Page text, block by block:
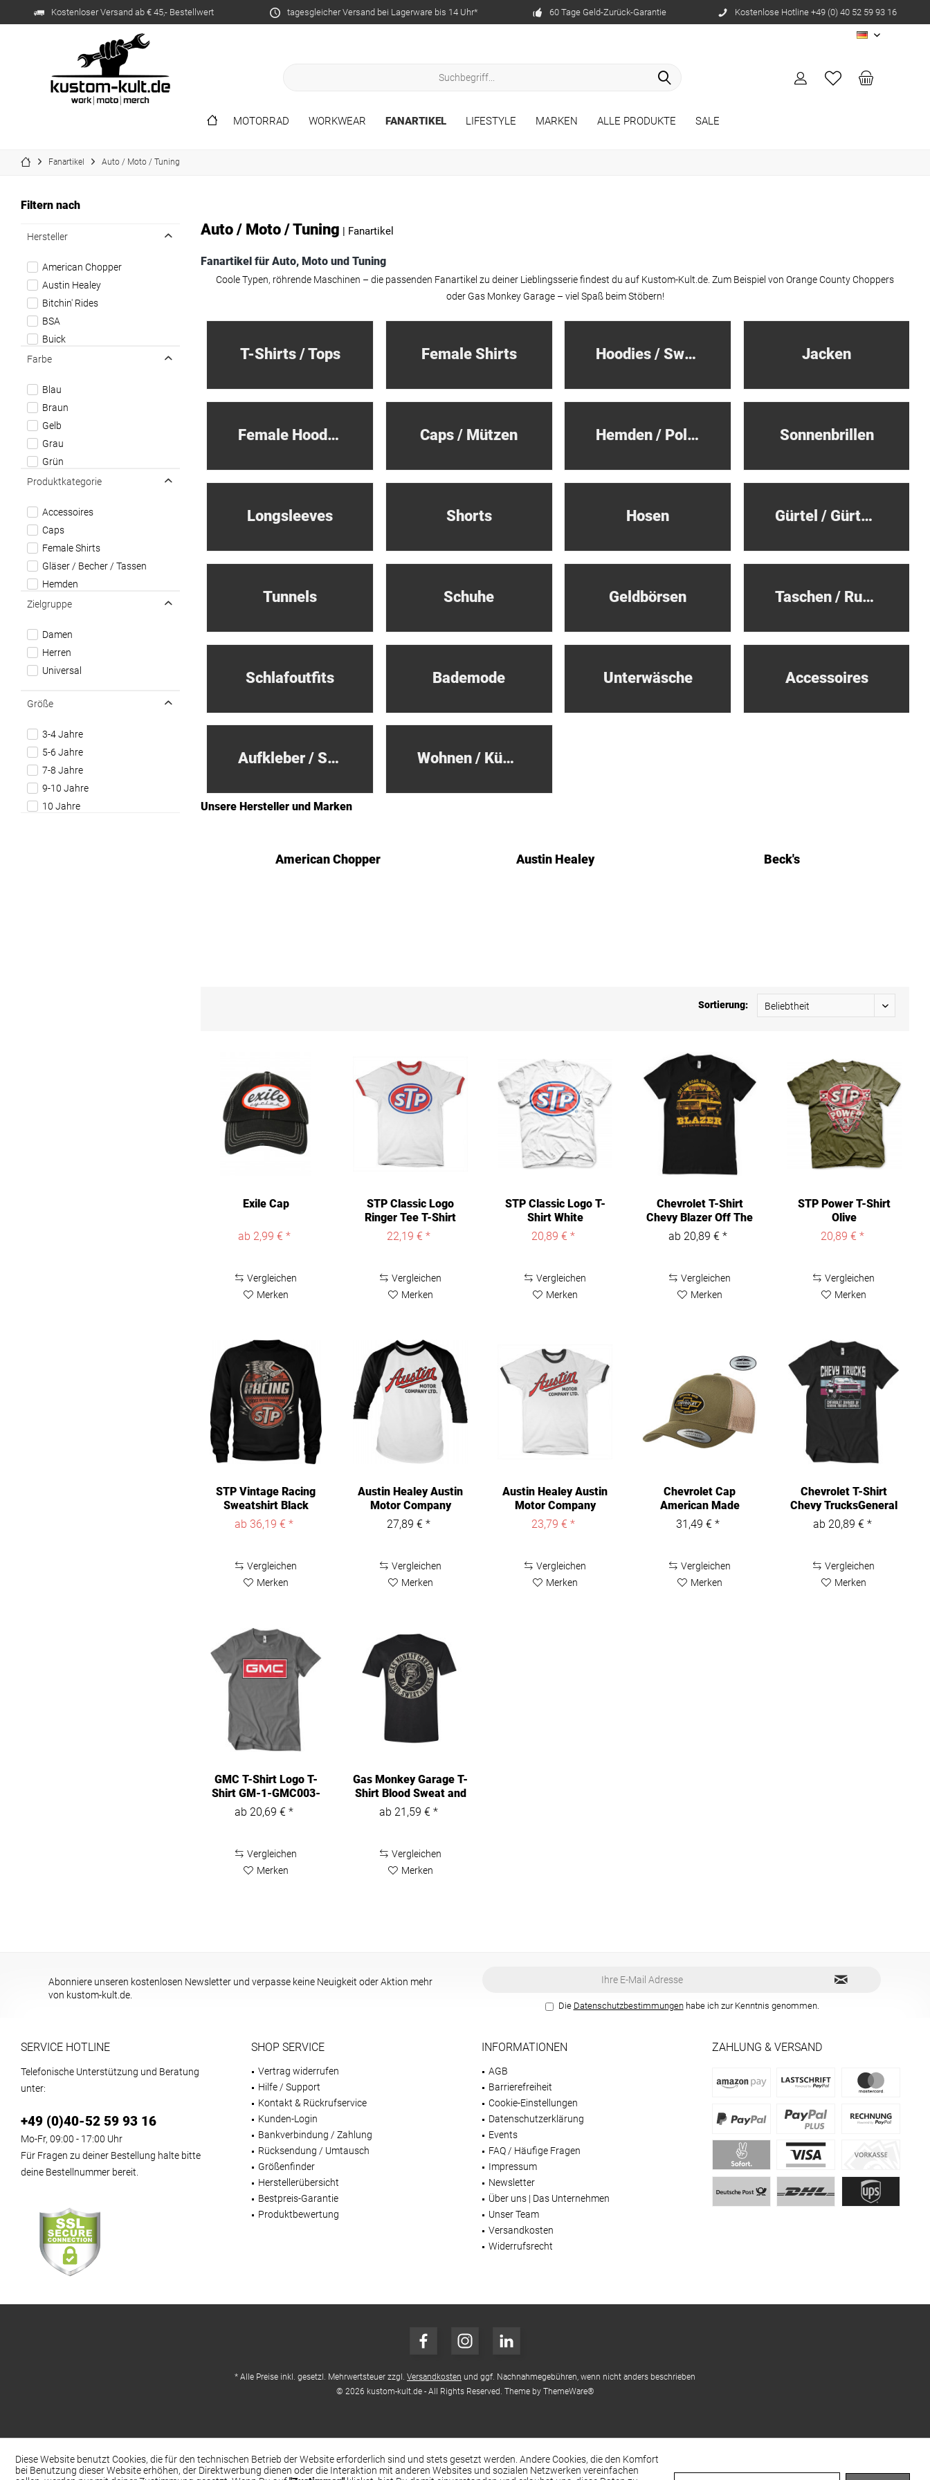
Kostenloser Versand ab € 45,- Bestellwert tagesgleicher Versand bei Lagerware bis 14 Uhr* 60 Tage Geld-Zurück-Garantie Kostenlose Hotline +49 (0) 40 52 59 93 16
DE
MOTORRAD WORKWEAR FANARTIKEL LIFESTYLE MARKEN ALLE PRODUKTE SALE
Fanartikel Auto / Moto / Tuning
Filtern nach
Hersteller
American Chopper
Austin Healey
Bitchin' Rides
BSA
Buick
Camaro
Chevy
Corvette
El Camino
Exile Cycles
Ferrari
Ford
Gas Monkey Garage
GMC
Hot Stuff
Jack Daniel's
Jesse James
Los Tremendos Latinos
Orange County Choppers
Pontiac
Route 66
Salinas Boys
STP
Farbe
Blau
Braun
Gelb
Grau
Grün
Khaki
Schwarz
Weiß
Produktkategorie
Accessoires
Caps
Female Shirts
Gläser / Becher / Tassen
Hemden
Hoodies
Longsleeves
Mützen
Parka Jacken
T-Shirt / Unisex
Tragetaschen
Zielgruppe
Damen
Herren
Universal
Größe
3-4 Jahre
5-6 Jahre
7-8 Jahre
9-10 Jahre
10 Jahre
Auto / Moto / Tuning | Fanartikel
Fanartikel für Auto, Moto und Tuning
Coole Typen, röhrende Maschinen – die passenden Fanartikel zu deiner Lieblingsserie findest du auf Kustom-Kult.de. Zum Beispiel von Orange County Choppers
oder Gas Monkey Garage – viel Spaß beim Stöbern!
T-Shirts / Tops Female Shirts Hoodies / Sweatshirts Jacken
Female Hoodies / Sweatshirts Caps / Mützen Hemden / Polo Shirts Sonnenbrillen
Longsleeves Shorts Hosen Gürtel / Gürtelschnallen
Tunnels Schuhe Geldbörsen Taschen / Rucksäcke
Schlafoutfits Bademode Unterwäsche Accessoires
Aufkleber / Sets Wohnen / Küche
Unsere Hersteller und Marken
American Chopper Austin Healey Beck's
Sortierung:
Exile Cap
ab 2,99 € *
Vergleichen
Merken
STP Classic Logo
Ringer Tee T-Shirt
White-Red
22,19 € *
Vergleichen
Merken
STP Classic Logo T-
Shirt White
20,89 € *
Vergleichen
Merken
Chevrolet T-Shirt
Chevy Blazer Off The
Road...
ab 20,89 € *
Vergleichen
Merken
STP Power T-Shirt
Olive
20,89 € *
Vergleichen
Merken
STP Vintage Racing
Sweatshirt Black
ab 36,19 € *
Vergleichen
Merken
Austin Healey Austin
Motor Company
Baseball...
27,89 € *
Vergleichen
Merken
Austin Healey Austin
Motor Company
Ringer Tee...
23,79 € *
Vergleichen
Merken
Chevrolet Cap
American Made
Premium Trucker
Cap...
31,49 € *
Vergleichen
Merken
Chevrolet T-Shirt
Chevy TrucksGeneral
Motors...
ab 20,89 € *
Vergleichen
Merken
GMC T-Shirt Logo T-
Shirt GM-1-GMC003-
H51-12
ab 20,69 € *
Vergleichen
Merken
Gas Monkey Garage T-
Shirt Blood Sweat and
Beers...
ab 21,59 € *
Vergleichen
Merken
Abonniere unseren kostenlosen Newsletter und verpasse keine Neuigkeit oder Aktion mehr
von kustom-kult.de.
Die Datenschutzbestimmungenhabe ich zur Kenntnis genommen.
SERVICE HOTLINE
Telefonische Unterstützung und Beratung
unter:
+49 (0)40-52 59 93 16
Mo-Fr, 09:00 - 17:00 Uhr
Für Fragen zu deiner Bestellung halte bitte
deine Bestellnummer bereit.
SHOP SERVICE
Vertrag widerrufen
Hilfe / Support
Kontakt & Rückrufservice
Kunden-Login
Bankverbindung / Zahlung
Rücksendung / Umtausch
Größenfinder
Herstellerübersicht
Bestpreis-Garantie
Produktbewertung
INFORMATIONEN
AGB
Barrierefreiheit
Cookie-Einstellungen
Datenschutzerklärung
Events
FAQ / Häufige Fragen
Impressum
Newsletter
Über uns | Das Unternehmen
Unser Team
Versandkosten
Widerrufsrecht
ZAHLUNG & VERSAND
* Alle Preise inkl. gesetzl. Mehrwertsteuer zzgl. Versandkosten und ggf. Nachnahmegebühren, wenn nicht anders beschrieben
© 2026 kustom-kult.de - All Rights Reserved. Theme by ThemeWare®
Diese Website benutzt Cookies, die für den technischen Betrieb der Website erforderlich sind und stets gesetzt werden. Andere Cookies, die den Komfort
bei Benutzung dieser Website erhöhen, der Direktwerbung dienen oder die Interaktion mit anderen Websites und sozialen Netzwerken vereinfachen